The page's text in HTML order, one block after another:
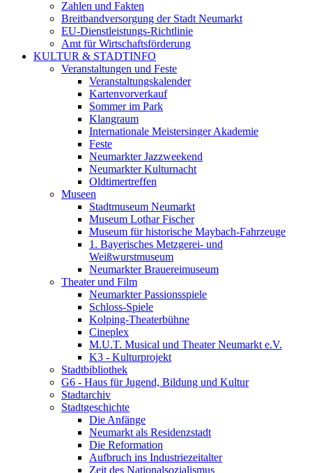
Zahlen und Fakten
Breitbandversorgung der Stadt Neumarkt
EU-Dienstleistungs-Richtlinie
Amt für Wirtschaftsförderung
KULTUR & STADTINFO
Veranstaltungen und Feste
Veranstaltungskalender
Kartenvorverkauf
Sommer im Park
Klangraum
Internationale Meistersinger Akademie
Feste
Neumarkter Jazzweekend
Neumarkter Kulturnacht
Oldtimertreffen
Museen
Stadtmuseum Neumarkt
Museum Lothar Fischer
Museum für historische Maybach-Fahrzeuge
1. Bayerisches Metzgerei- und
Weißwurstmuseum
Neumarkter Brauereimuseum
Theater und Film
Neumarkter Passionsspiele
Schloss-Spiele
Kolping-Theaterbühne
Cineplex
M.U.T. Musical und Theater Neumarkt e.V.
K3 - Kulturprojekt
Stadtbibliothek
G6 - Haus für Jugend, Bildung und Kultur
Stadtarchiv
Stadtgeschichte
Die Anfänge
Neumarkt als Residenzstadt
Die Reformation
Aufbruch ins Industriezeitalter
Zeit des Nationalsozialismus